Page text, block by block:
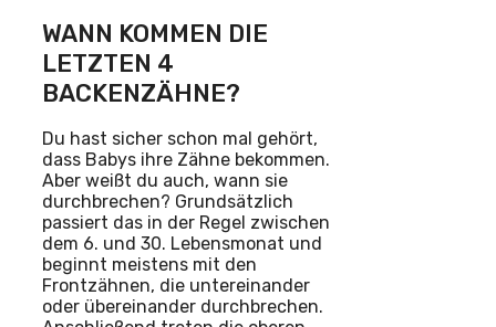
WANN KOMMEN DIE
LETZTEN 4
BACKENZÄHNE?
Du hast sicher schon mal gehört,
dass Babys ihre Zähne bekommen.
Aber weißt du auch, wann sie
durchbrechen? Grundsätzlich
passiert das in der Regel zwischen
dem 6. und 30. Lebensmonat und
beginnt meistens mit den
Frontzähnen, die untereinander
oder übereinander durchbrechen.